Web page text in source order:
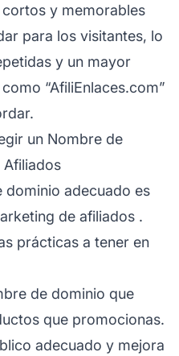
y memorables
para los visitantes, lo
y un mayor
“AfiliEnlaces.com”
un Nombre de
Afiliados
dominio adecuado es
de afiliados .
prácticas a tener en
de dominio que
que promocionas.
adecuado y mejora